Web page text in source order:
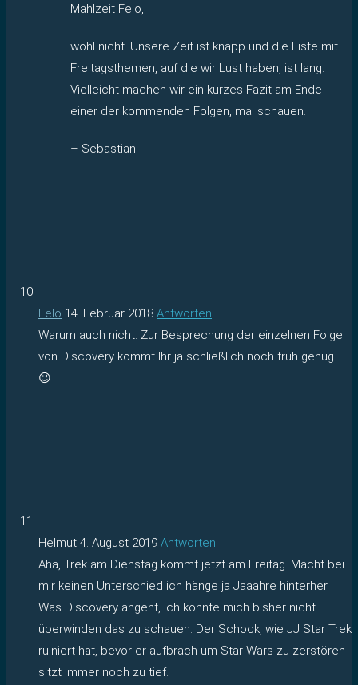
Mahlzeit Felo,
wohl nicht. Unsere Zeit ist knapp und die Liste mit
Freitagsthemen, auf die wir Lust haben, ist lang.
Vielleicht machen wir ein kurzes Fazit am Ende
einer der kommenden Folgen, mal schauen.
– Sebastian
Felo 14. Februar 2018 Antworten
Warum auch nicht. Zur Besprechung der einzelnen Folge
von Discovery kommt Ihr ja schließlich noch früh genug.
😉
Helmut 4. August 2019 Antworten
Aha, Trek am Dienstag kommt jetzt am Freitag. Macht bei
mir keinen Unterschied ich hänge ja Jaaahre hinterher.
Was Discovery angeht, ich konnte mich bisher nicht
überwinden das zu schauen. Der Schock, wie JJ Star Trek
ruiniert hat, bevor er aufbrach um Star Wars zu zerstören
sitzt immer noch zu tief.